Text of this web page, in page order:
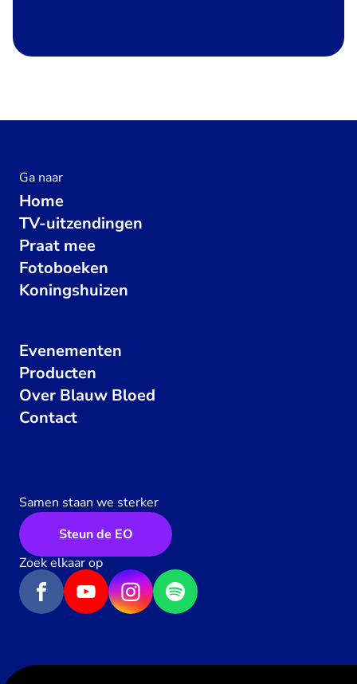
Ga naar
Home
TV-uitzendingen
Praat mee
Fotoboeken
Koningshuizen
Evenementen
Producten
Over Blauw Bloed
Contact
Samen staan we sterker
Steun de EO
Zoek elkaar op